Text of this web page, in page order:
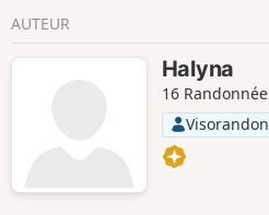
AUTEUR
Halyna
16